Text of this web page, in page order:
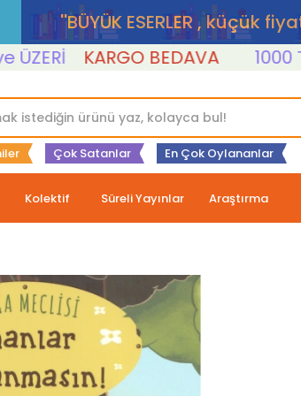
''BÜYÜK ESERLER , küçük
KARGO BEDAVA 1000 TL ve
Çok Satanlar En Çok Oylananlar
Kolektif Süreli Yayınlar Araştırma